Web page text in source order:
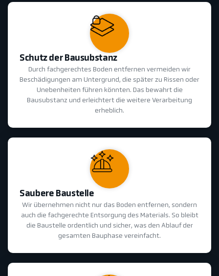
Schutz der Bausubstanz
Durch fachgerechtes Boden entfernen vermeiden wir
Beschädigungen am Untergrund, die später zu Rissen oder
Unebenheiten führen könnten. Das bewahrt die
Bausubstanz und erleichtert die weitere Verarbeitung
erheblich.
Saubere Baustelle
Wir übernehmen nicht nur das Boden entfernen, sondern
auch die fachgerechte Entsorgung des Materials. So bleibt
die Baustelle ordentlich und sicher, was den Ablauf der
gesamten Bauphase vereinfacht.